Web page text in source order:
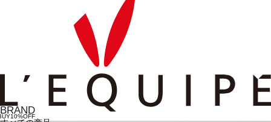
BRAND